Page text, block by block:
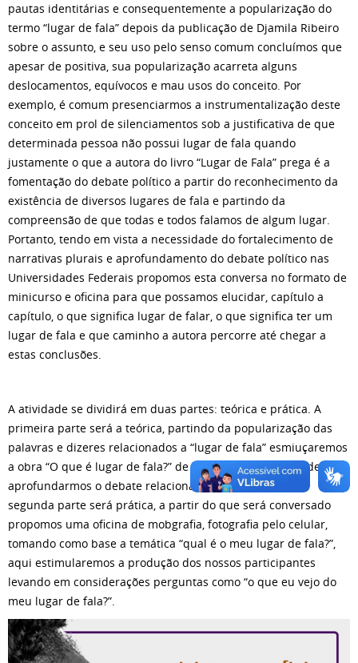
pautas identitárias e consequentemente a popularização do
termo “lugar de fala” depois da publicação de Djamila Ribeiro
sobre o assunto, e seu uso pelo senso comum concluímos que
apesar de positiva, sua popularização acarreta alguns
deslocamentos, equívocos e mau usos do conceito. Por
exemplo, é comum presenciarmos a instrumentalização deste
conceito em prol de silenciamentos sob a justificativa de que
determinada pessoa não possui lugar de fala quando
justamente o que a autora do livro “Lugar de Fala” prega é a
fomentação do debate político a partir do reconhecimento da
existência de diversos lugares de fala e partindo da
compreensão de que todas e todos falamos de algum lugar.
Portanto, tendo em vista a necessidade do fortalecimento de
narrativas plurais e aprofundamento do debate político nas
Universidades Federais propomos esta conversa no formato de
minicurso e oficina para que possamos elucidar, capítulo a
capítulo, o que significa lugar de falar, o que significa ter um
lugar de fala e que caminho a autora percorre até chegar a
estas conclusões.
A atividade se dividirá em duas partes: teórica e prática. A
primeira parte será a teórica, partindo da popularização das
palavras e dizeres relacionados a “lugar de fala” esmiuçaremos
a obra “O que é lugar de fala?” de Djamila Ribeiro a fim de
aprofundarmos o debate relacionado a este conceito. A
segunda parte será prática, a partir do que será conversado
propomos uma oficina de mobgrafia, fotografia pelo celular,
tomando como base a temática “qual é o meu lugar de fala?”,
aqui estimularemos a produção dos nossos participantes
levando em considerações perguntas como “o que eu vejo do
meu lugar de fala?”.